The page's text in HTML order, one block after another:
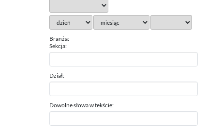
Branża:
Sekcja:
Dział:
Dowolne słowa w tekście: